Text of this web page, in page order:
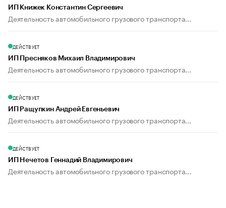
ИП Книжек Константин Сергеевич
Деятельность автомобильного грузового транспорта...
ДЕЙСТВУЕТ
ИП Пресняков Михаил Владимирович
Деятельность автомобильного грузового транспорта...
ДЕЙСТВУЕТ
ИП Ращупкин Андрей Евгеньевич
Деятельность автомобильного грузового транспорта...
ДЕЙСТВУЕТ
ИП Нечетов Геннадий Владимирович
Деятельность автомобильного грузового транспорта...